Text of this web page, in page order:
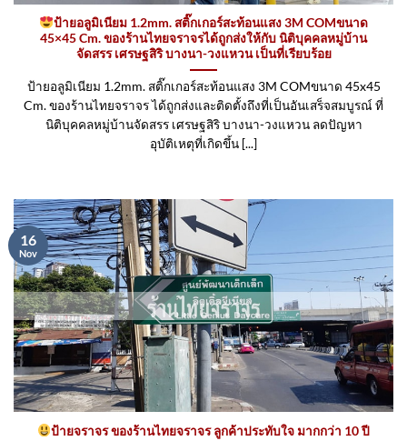
ป้ายอลูมิเนียม 1.2mm. สติ๊กเกอร์สะท้อนแสง 3M COMขนาด
45×45 Cm. ของร้านไทยจราจรได้ถูกส่งให้กับ นิติบุคคลหมู่บ้าน
จัดสรร เศรษฐสิริ บางนา-วงแหวน เป็นที่เรียบร้อย
ป้ายอลูมิเนียม 1.2mm. สติ๊กเกอร์สะท้อนแสง 3M COMขนาด 45x45
Cm. ของร้านไทยจราจร ได้ถูกส่งและติดตั้งถึงที่เป็นอันเสร็จสมบูรณ์ ที่
นิติบุคคลหมู่บ้านจัดสรร เศรษฐสิริ บางนา-วงแหวน ลดปัญหา
อุบัติเหตุที่เกิดขึ้น [...]
ป้ายจราจร ของร้านไทยจราจร ลูกค้าประทับใจ มากกว่า 10 ปี
16
Nov